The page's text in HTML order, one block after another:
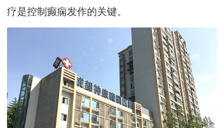
疗是控制癫痫发作的关键。